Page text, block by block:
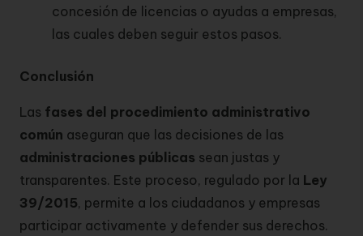
concesión de licencias o ayudas a empresas,
las cuales deben seguir estos pasos.
Conclusión
Las fases del procedimiento administrativo
común aseguran que las decisiones de las
administraciones públicas sean justas y
transparentes. Este proceso, regulado por la Ley
39/2015, permite a los ciudadanos y empresas
participar activamente y defender sus derechos.